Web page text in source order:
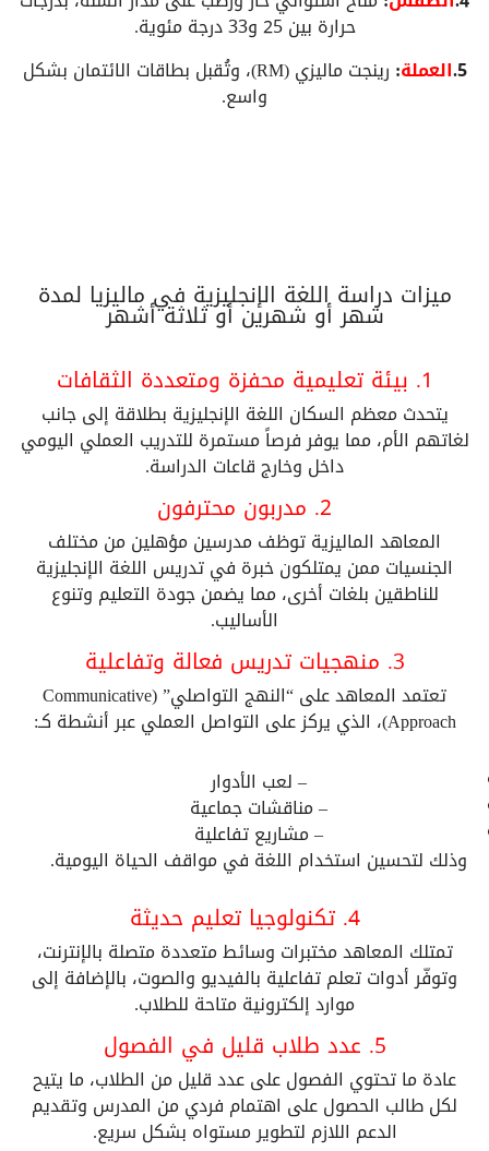
حرارة بين 25 و33 درجة مئوية.
5.العملة: رينجت ماليزي (RM)، وتُقبل بطاقات الائتمان بشكل
واسع.
ميزات دراسة اللغة الإنجليزية في ماليزيا لمدة
شهر أو شهرين أو ثلاثة أشهر
1. بيئة تعليمية محفزة ومتعددة الثقافات
يتحدث معظم السكان اللغة الإنجليزية بطلاقة إلى جانب
لغاتهم الأم، مما يوفر فرصاً مستمرة للتدريب العملي اليومي
داخل وخارج قاعات الدراسة.
2. مدربون محترفون
المعاهد الماليزية توظف مدرسين مؤهلين من مختلف
الجنسيات ممن يمتلكون خبرة في تدريس اللغة الإنجليزية
للناطقين بلغات أخرى، مما يضمن جودة التعليم وتنوع
الأساليب.
3. منهجيات تدريس فعالة وتفاعلية
تعتمد المعاهد على “النهج التواصلي” (Communicative
Approach)، الذي يركز على التواصل العملي عبر أنشطة كـ:
– لعب الأدوار
– مناقشات جماعية
– مشاريع تفاعلية
وذلك لتحسين استخدام اللغة في مواقف الحياة اليومية.
4. تكنولوجيا تعليم حديثة
تمتلك المعاهد مختبرات وسائط متعددة متصلة بالإنترنت،
وتوفّر أدوات تعلم تفاعلية بالفيديو والصوت، بالإضافة إلى
موارد إلكترونية متاحة للطلاب.
5. عدد طلاب قليل في الفصول
عادة ما تحتوي الفصول على عدد قليل من الطلاب، ما يتيح
لكل طالب الحصول على اهتمام فردي من المدرس وتقديم
الدعم اللازم لتطوير مستواه بشكل سريع.